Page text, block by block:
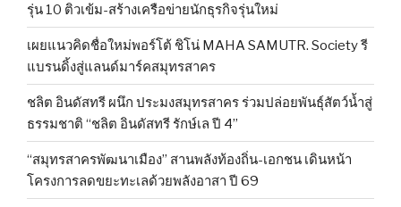
รุ่น 10 ติวเข้ม-สร้างเครือข่ายนักธุรกิจรุ่นใหม่
เผยแนวคิดชื่อใหม่พอร์โต้ ชิโน่ MAHA SAMUTR. Society รี
แบรนดิ้งสู่แลนด์มาร์คสมุทรสาคร
ชลิต อินดัสทรี ผนึก ประมงสมุทรสาคร ร่วมปล่อยพันธุ์สัตว์น้ำสู่
ธรรมชาติ “ชลิต อินดัสทรี รักษ์เล ปี 4”
“สมุทรสาครพัฒนาเมือง” สานพลังท้องถิ่น-เอกชน เดินหน้า
โครงการลดขยะทะเลด้วยพลังอาสา ปี 69